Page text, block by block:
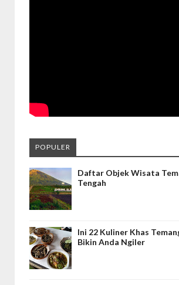
POPULER
Daftar Objek Wisata
Tengah
Ini 22 Kuliner Khas
Bikin Anda Ngiler